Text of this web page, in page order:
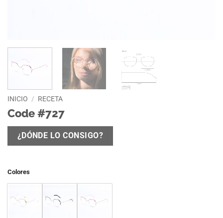
INICIO / RECETA
Code #727
¿DÓNDE LO CONSIGO?
Colores